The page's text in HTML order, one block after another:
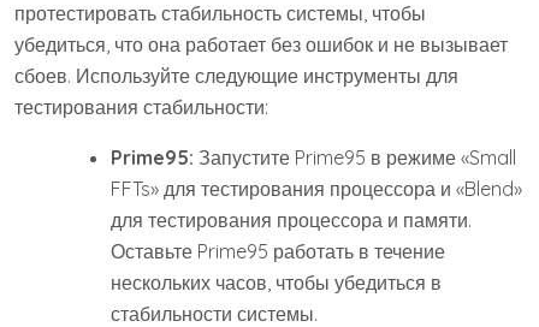
протестировать стабильность системы, чтобы
убедиться, что она работает без ошибок и не вызывает
сбоев. Используйте следующие инструменты для
тестирования стабильности:
Prime95: Запустите Prime95 в режиме «Small
FFTs» для тестирования процессора и «Blend»
для тестирования процессора и памяти.
Оставьте Prime95 работать в течение
нескольких часов, чтобы убедиться в
стабильности системы.